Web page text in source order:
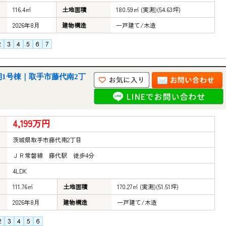
116.4㎡ 土地面積
180.59㎡ (実測)(54.63坪)
2026年8月
建物構造 一戸建て/木造
号棟｜取手市藤代南2丁
4,199万円
茨城県取手市藤代南2丁目
ＪＲ常磐線 藤代駅 徒歩4分
4LDK
111.76㎡
土地面積
170.27㎡ (実測)(51.51坪)
2026年8月
建物構造 一戸建て/木造